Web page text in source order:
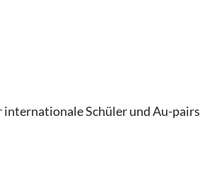
internationale Schüler und Au-pairs